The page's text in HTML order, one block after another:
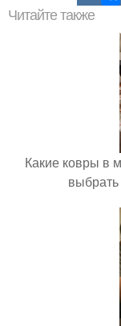
Читайте также
Какие ковры в